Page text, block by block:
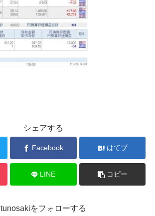
シェアする
Facebook はてブ
LINE コピー
tunosakiをフォローする